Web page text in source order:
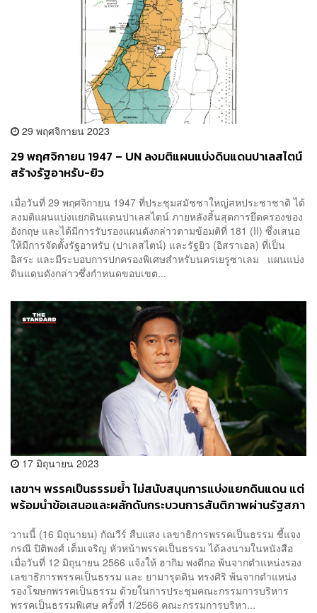
29 พฤศจิกายน 2023
29 พฤศจิกายน 1947 – UN ลงมติแผนแบ่งดินแดนปาเลสไตน์
สร้างรัฐอาหรับ-ยิว
เมื่อวันที่ 29 พฤศจิกายน 1947 ที่ประชุมสมัชชาใหญ่สหประชาชาติ ได้
ลงมติแผนแบ่งแยกดินแดนปาเลสไตน์ ภายหลังสิ้นสุดการยึดครองของ
อังกฤษ และได้มีการรับรองแผนดังกล่าวตามข้อมติที่ 181 (II) ซึ่งเสนอ
ให้มีการจัดตั้งรัฐอาหรับ (ปาเลสไตน์) และรัฐยิว (อิสราเอล) ที่เป็น
อิสระ และมีระบอบการปกครองพิเศษสำหรับนครเยรูซาเลม แผนแบ่ง
ดินแดนดังกล่าวซึ่งกำหนดขอบเขต...
17 มิถุนายน 2023
เลขาฯ พรรคเป็นธรรมย้ำ ไม่สนับสนุนการแบ่งแยกดินแดน แต่
พร้อมนำข้อเสนอและผลักดันกระบวนการสันติภาพผ่านรัฐสภา
วานนี้ (16 มิถุนายน) กัณวีร์ สืบแสง เลขาธิการพรรคเป็นธรรม ชี้แจง
กรณี ปิติพงศ์ เต็มเจริญ หัวหน้าพรรคเป็นธรรม ได้ลงนามในหนังสือ
เมื่อวันที่ 12 มิถุนายน 2566 แจ้งให้ ฮากิม พงตีกอ พ้นจากตำแหน่งรอง
เลขาธิการพรรคเป็นธรรม และ ยามารุดดิน ทรงศิริ พ้นจากตำแหน่ง
รองโฆษกพรรคเป็นธรรม ด้วยในการประชุมคณะกรรมการบริหาร
พรรคเป็นธรรมพิเศษ​ ครั้งที่ 1/2566 คณะกรรมการบริหา...